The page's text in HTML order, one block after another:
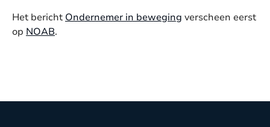
Het bericht Ondernemer in beweging verscheen eerst
op NOAB.